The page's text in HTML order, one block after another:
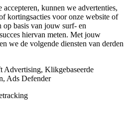
accepteren, kunnen we advertenties,
kortingsacties voor onze website of
op basis van jouw surf- en
hiervan meten. Met jouw
we de volgende diensten van derden
Advertising, Klikgebaseerde
Ads Defender